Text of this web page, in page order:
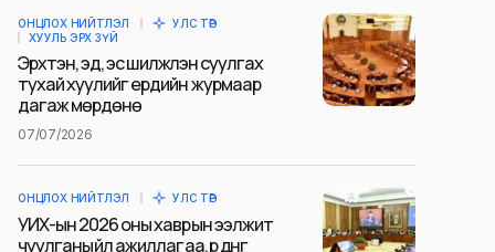
ОНЦЛОХ НИЙТЛЭЛ
УЛС ТӨР
ХУУЛЬ ЭРХ ЗҮЙ
Эрхтэн, эд, эс шилжүүлэн суулгах
тухай хуулийг ердийн журмаар
дагаж мөрдөнө
07/07/2026
ОНЦЛОХ НИЙТЛЭЛ УЛС ТӨР
УИХ-ын 2026 оны хаврын ээлжит
чуулганы үйл ажиллагаа, үр дүнг